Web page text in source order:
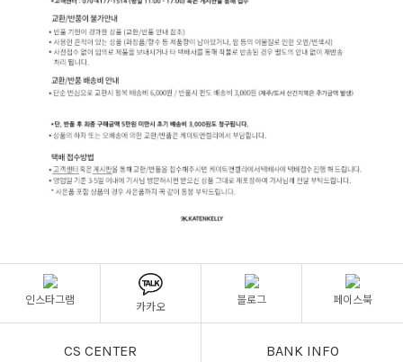
인스타그램
카카오
블로그 페이스북
CS CENTER BANK INFO